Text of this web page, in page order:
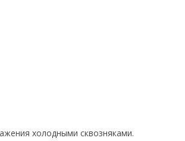
холодными сквозняками.